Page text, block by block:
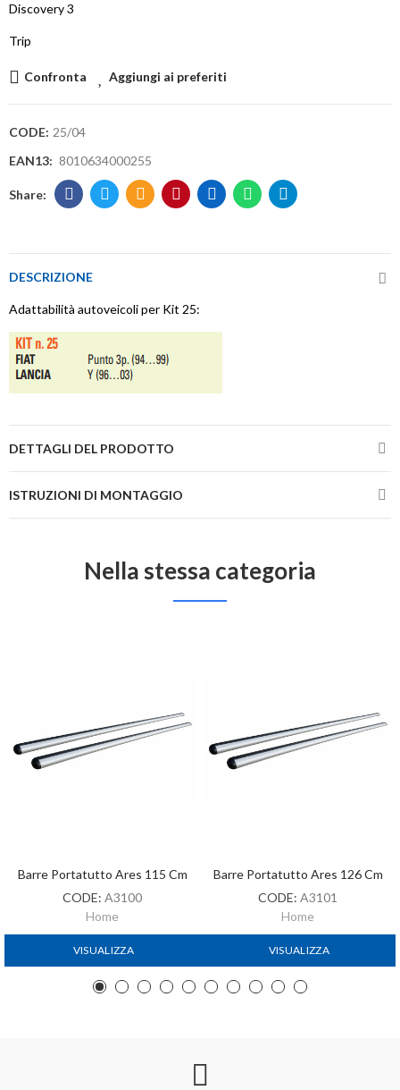
Discovery 3
Trip
Confronta Aggiungi ai preferiti
CODE: 25/04
EAN13: 8010634000255
DESCRIZIONE
Adattabilità autoveicoli per Kit 25:
DETTAGLI DEL PRODOTTO
ISTRUZIONI DI MONTAGGIO
Nella stessa categoria
Barre Portatutto Ares 115 Cm
CODE: A3100
Home
VISUALIZZA
Barre Portatutto Ares 126 Cm
CODE: A3101
Home
VISUALIZZA